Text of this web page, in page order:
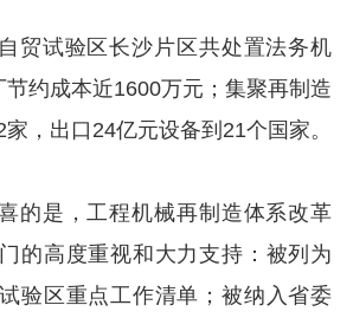
贸试验区长沙片区共处置法务机
约成本近1600万元；集聚再制造
，出口24亿元设备到21个国家。
的是，工程机械再制造体系改革
的高度重视和大力支持：被列为
验区重点工作清单；被纳入省委